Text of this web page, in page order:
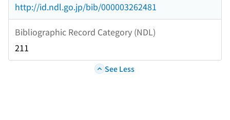
http://id.ndl.go.jp/bib/000003262481
Bibliographic Record Category (NDL)
211
See Less